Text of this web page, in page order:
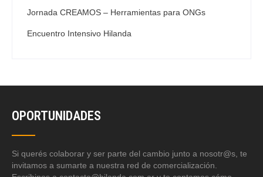
Jornada CREAMOS – Herramientas para ONGs
Encuentro Intensivo Hilanda
OPORTUNIDADES
Si querés colaborar y ser parte del cambio junto a nosotr@s, te
invitamos a sumarte a nuestra red de comercialización.